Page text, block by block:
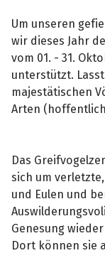
Um unseren
wir dieses Jahr
vom 01. - 31.
unterstützt.
majestätischen
Arten
Das
sich um
und Eulen und
Genesung
Dort können sie